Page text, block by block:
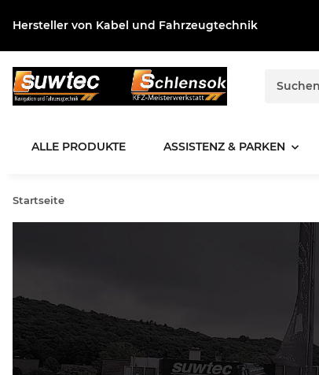
Hersteller von Kabel und Fahrzeugtechnik
ALLE PRODUKTE ASSISTENZ & PARKEN
Startseite